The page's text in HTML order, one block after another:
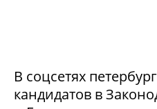
В соцсетях
кандидатов в